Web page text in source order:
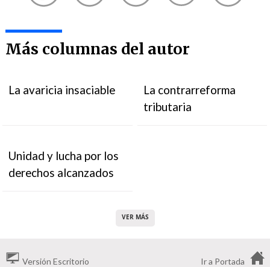
Más columnas del autor
La avaricia insaciable
La contrarreforma
tributaria
Unidad y lucha por los
derechos alcanzados
VER MÁS
Versión Escritorio Ir a Portada